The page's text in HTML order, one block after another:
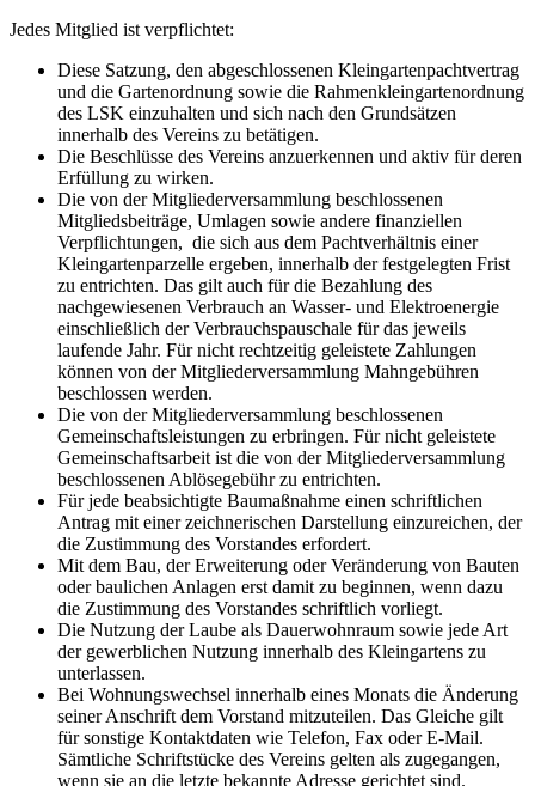
Jedes Mitglied ist verpflichtet:
Diese Satzung, den abgeschlossenen Kleingartenpachtvertrag
und die Gartenordnung sowie die Rahmenkleingartenordnung
des LSK einzuhalten und sich nach den Grundsätzen
innerhalb des Vereins zu betätigen.
Die Beschlüsse des Vereins anzuerkennen und aktiv für deren
Erfüllung zu wirken.
Die von der Mitgliederversammlung beschlossenen
Mitgliedsbeiträge, Umlagen sowie andere finanziellen
Verpflichtungen, die sich aus dem Pachtverhältnis einer
Kleingartenparzelle ergeben, innerhalb der festgelegten Frist
zu entrichten. Das gilt auch für die Bezahlung des
nachgewiesenen Verbrauch an Wasser- und Elektroenergie
einschließlich der Verbrauchspauschale für das jeweils
laufende Jahr. Für nicht rechtzeitig geleistete Zahlungen
können von der Mitgliederversammlung Mahngebühren
beschlossen werden.
Die von der Mitgliederversammlung beschlossenen
Gemeinschaftsleistungen zu erbringen. Für nicht geleistete
Gemeinschaftsarbeit ist die von der Mitgliederversammlung
beschlossenen Ablösegebühr zu entrichten.
Für jede beabsichtigte Baumaßnahme einen schriftlichen
Antrag mit einer zeichnerischen Darstellung einzureichen, der
die Zustimmung des Vorstandes erfordert.
Mit dem Bau, der Erweiterung oder Veränderung von Bauten
oder baulichen Anlagen erst damit zu beginnen, wenn dazu
die Zustimmung des Vorstandes schriftlich vorliegt.
Die Nutzung der Laube als Dauerwohnraum sowie jede Art
der gewerblichen Nutzung innerhalb des Kleingartens zu
unterlassen.
Bei Wohnungswechsel innerhalb eines Monats die Änderung
seiner Anschrift dem Vorstand mitzuteilen. Das Gleiche gilt
für sonstige Kontaktdaten wie Telefon, Fax oder E-Mail.
Sämtliche Schriftstücke des Vereins gelten als zugegangen,
wenn sie an die letzte bekannte Adresse gerichtet sind.